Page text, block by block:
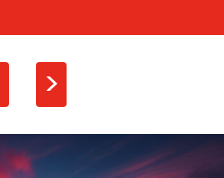
>